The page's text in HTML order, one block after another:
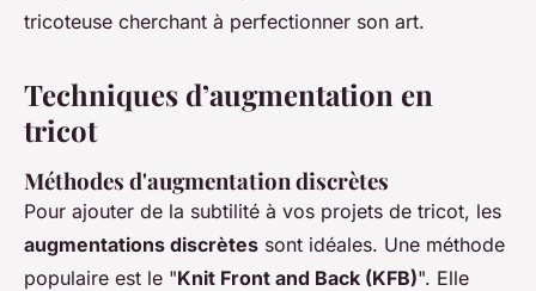
tricoteuse cherchant à perfectionner son art.
Techniques d’augmentation en
tricot
Méthodes d'augmentation discrètes
Pour ajouter de la subtilité à vos projets de tricot, les
augmentations discrètes sont idéales. Une méthode
populaire est le "Knit Front and Back (KFB)". Elle